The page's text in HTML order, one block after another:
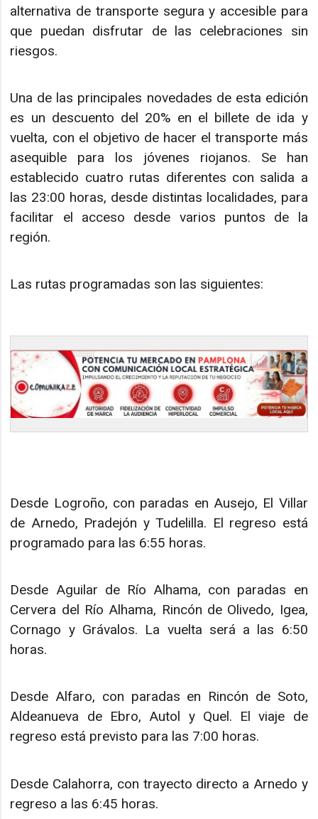
alternativa de transporte segura y accesible para
que puedan disfrutar de las celebraciones sin
riesgos.
Una de las principales novedades de esta edición
es un descuento del 20% en el billete de ida y
vuelta, con el objetivo de hacer el transporte más
asequible para los jóvenes riojanos. Se han
establecido cuatro rutas diferentes con salida a
las 23:00 horas, desde distintas localidades, para
facilitar el acceso desde varios puntos de la
región.
Las rutas programadas son las siguientes:
Desde Logroño, con paradas en Ausejo, El Villar
de Arnedo, Pradejón y Tudelilla. El regreso está
programado para las 6:55 horas.
Desde Aguilar de Río Alhama, con paradas en
Cervera del Río Alhama, Rincón de Olivedo, Igea,
Cornago y Grávalos. La vuelta será a las 6:50
horas.
Desde Alfaro, con paradas en Rincón de Soto,
Aldeanueva de Ebro, Autol y Quel. El viaje de
regreso está previsto para las 7:00 horas.
Desde Calahorra, con trayecto directo a Arnedo y
regreso a las 6:45 horas.